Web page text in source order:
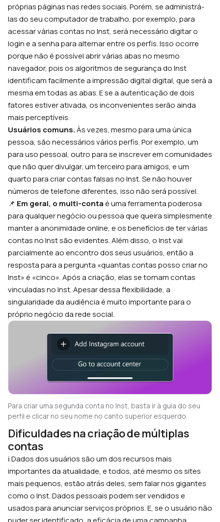
próprias páginas nas redes sociais. Porém, se administrá-
las do seu computador de trabalho, por exemplo, para
acessar várias contas no Inst, será necessário digitar o
login e a senha para alternar entre os perfis. Isso ocorre
porque não é possível abrir várias abas no mesmo
navegador, pois os algoritmos de segurança do Inst
identificam facilmente a impressão digital digital, que será a
mesma em todas as abas. E se a autenticação de dois
fatores estiver ativada, os inconvenientes serão ainda
mais perceptíveis.
Usuários comuns.Às vezes, mesmo para uma única
pessoa, são necessários vários perfis. Por exemplo, um
para uso pessoal, outro para se inscrever em comunidades
que não quer divulgar, um terceiro para amigos, e um
quarto para criar contas falsas no Inst. Se não houver
números de telefone diferentes, isso não será possível.
📌 Em geral, o multi-contaé uma ferramenta poderosa
para qualquer negócio ou pessoa que queira simplesmente
manter a anonimidade online, e os benefícios de ter várias
contas no Inst são evidentes. Além disso, o Inst vai
parcialmente ao encontro dos seus usuários, então a
resposta para a pergunta «quantas contas posso criar no
Inst» é «cinco». Após a criação, elas se tornam contas
vinculadas no Inst. Apesar dessa flexibilidade, a
singularidade da audiência é muito importante para o
próprio negócio da rede social.
Para criar uma segunda conta no Inst, basta ir à guia do seu
perfil e clicar no seu nome no canto superior esquerdo.
Dificuldades na criação de múltiplas
contas
ℹ️ Dados dos usuários são um dos recursos mais
importantes da atualidade, e todos, até mesmo os sites
mais pequenos, estão atrás deles, sem falar nos gigantes
como o Inst. Dados pessoais podem ser vendidos e
usados para anunciar serviços próprios. E, se o usuário não